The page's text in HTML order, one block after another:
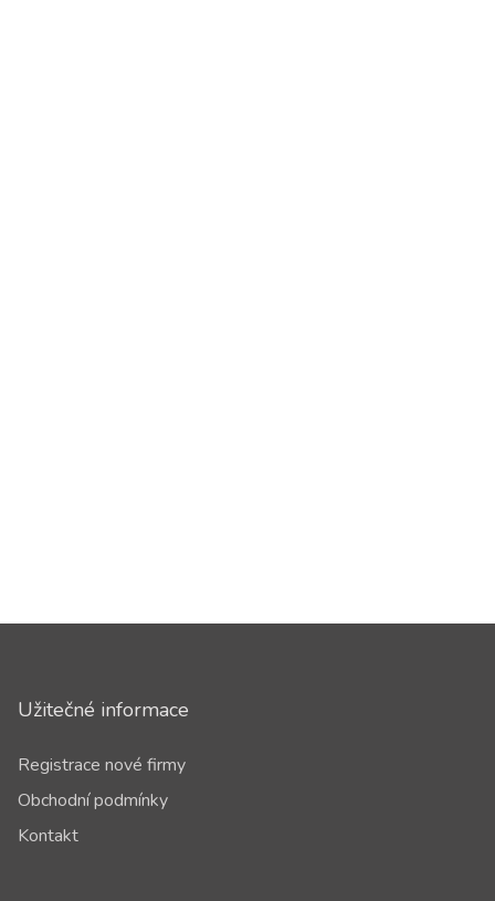
Užitečné informace
Registrace nové firmy
Obchodní podmínky
Kontakt